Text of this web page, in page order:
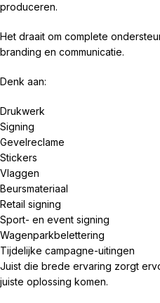
produceren.
Het draait om complete
branding en communicatie.
Denk aan:
Drukwerk
Signing
Gevelreclame
Stickers
Vlaggen
Beursmateriaal
Retail signing
Sport- en event signing
Wagenparkbelettering
Tijdelijke campagne-uitingen
Juist die brede ervaring zorgt
juiste oplossing komen.